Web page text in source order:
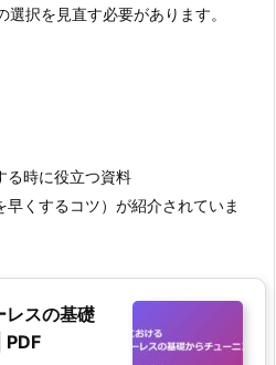
択を見直す必要があります。
る時に役立つ資料
くするコツ）が紹介されていま
レスの基礎
PDF